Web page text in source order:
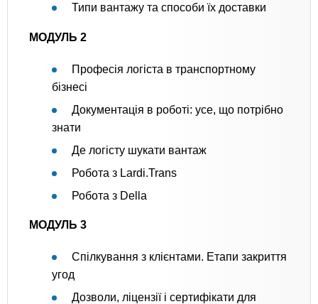
Типи вантажу та способи їх доставки
МОДУЛЬ 2
Професія логіста в транспортному
бізнесі
Документація в роботі: усе, що потрібно
знати
Де логісту шукати вантаж
Робота з Lardi.Trans
Робота з Della
МОДУЛЬ 3
Спілкування з клієнтами. Етапи закриття
угод
Дозволи, ліцензії і сертифікати для